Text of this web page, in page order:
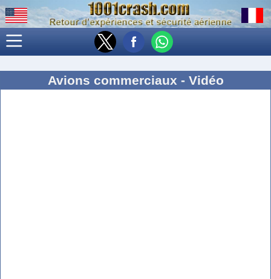
Avions commerciaux - Vidéo